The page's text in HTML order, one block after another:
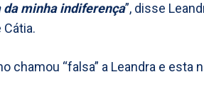
da minha indiferença”, disse
chamou “falsa” a Leandra e esta